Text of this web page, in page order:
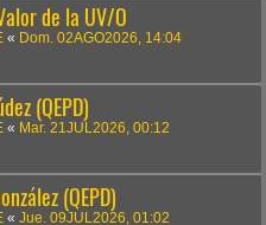
de la UV/O
« Dom. 02AGO2026, 14:04
(QEPD)
« Mar. 21JUL2026, 00:12
(QEPD)
« Jue. 09JUL2026, 01:02